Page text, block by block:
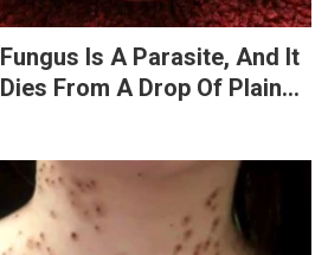
Fungus Is A Parasite, And It
Dies From A Drop Of Plain...